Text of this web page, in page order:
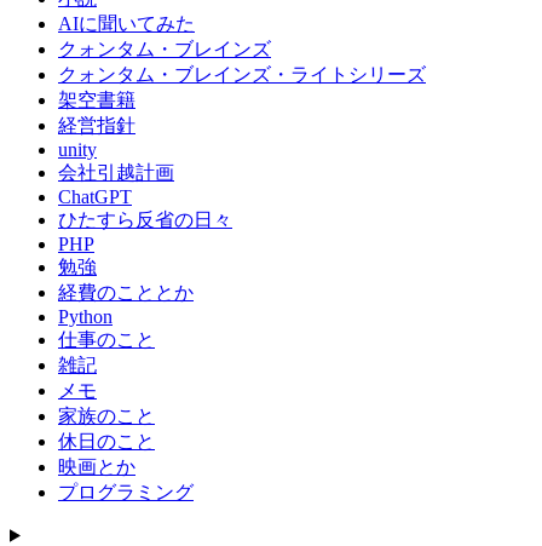
AIに聞いてみた
クォンタム・ブレインズ
クォンタム・ブレインズ・ライトシリーズ
架空書籍
経営指針
unity
会社引越計画
ChatGPT
ひたすら反省の日々
PHP
勉強
経費のこととか
Python
仕事のこと
雑記
メモ
家族のこと
休日のこと
映画とか
プログラミング